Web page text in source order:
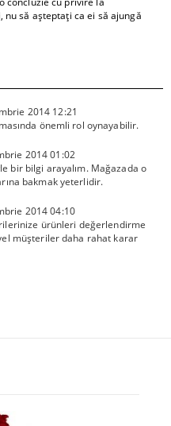
să așteptați ca ei să ajungă
2014 12:21
önemli rol oynayabilir.
2014 01:02
bir bilgi arayalım. Mağazada o
bakmak yeterlidir.
2014 04:10
ürünleri değerlendirme
müşteriler daha rahat karar